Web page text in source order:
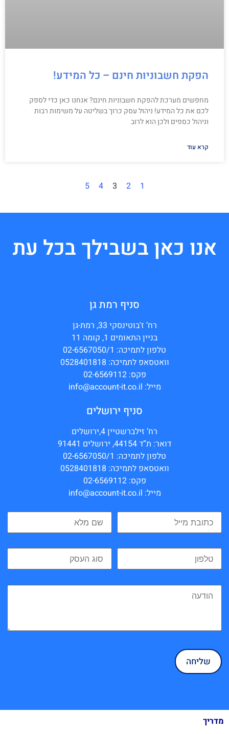
הפקת חשבוניות חינם – כל המידע!
מחפשים מערכת להפקת חשבוניות חינם? אנחנו כאן כדי לספק
לכם את כל המידע! ניהול עסק כרוך בשליטה על משימות רבות
וניהול כספים ולכן הוא לרוב
קרא עוד
1
2
3
4
5
אנו כאן בשבילך בכל עת
סניף רמת גן
רח’ ז'בוטינסקי 33, רמת-גן
בניין התאומים 1, קומה 11
טלפון לתמיכה: 02-6567050/1
וואטסאפ לתמיכה: 0528401818
פקס: 02-6569112
מייל: info@account-it.co.il
סניף ירושלים
רח’ זילברשטיין 4,ירושלים
דואר: ת”ד 44154, ירושלים 91441
טלפון לתמיכה: 02-6567050/1
וואטסאפ לתמיכה: 0528401818
פקס: 02-6569112
מייל: info@account-it.co.il
מדריך